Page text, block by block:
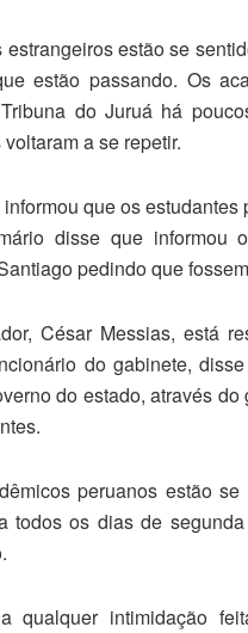
estão se
estão passando. Os
do Juruá há
a se repetir.
que os
disse que informou
pedindo que
César Messias, está
do gabinete,
do estado, através
peruanos estão
todos os dias de
qualquer intimidação